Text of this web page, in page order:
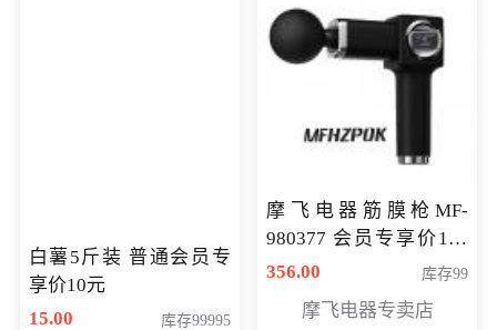
白薯5斤装 普通会员专
享价10元
15.00
库存99995
摩飞电器筋膜枪MF-
980377 会员专享价199
元
356.00 库存99
摩飞电器专卖店